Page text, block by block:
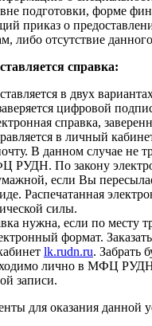
подготовки, форме
приказ о
либо отсутствие
справка:
в двух
цифровой
справка,
в личный
В данном случае не
РУДН. По закону
если Вы
Распечатанная
силы.
нужна, если по месту
формат.
lk.rudn.ru. Забрать
лично в МФЦ
записи.
для оказания данной